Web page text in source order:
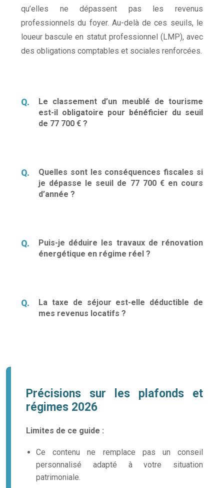
qu’elles ne dépassent pas les revenus
professionnels du foyer. Au-delà de ces seuils, le
loueur bascule en statut professionnel (LMP), avec
des obligations comptables et sociales renforcées.
Le classement d’un meublé de tourisme
est-il obligatoire pour bénéficier du seuil
de 77 700 € ?
Quelles sont les conséquences fiscales si
je dépasse le seuil de 77 700 € en cours
d’année ?
Puis-je déduire les travaux de rénovation
énergétique en régime réel ?
La taxe de séjour est-elle déductible de
mes revenus locatifs ?
Précisions sur les plafonds et
régimes 2026
Limites de ce guide :
Ce contenu ne remplace pas un conseil
personnalisé adapté à votre situation
patrimoniale.